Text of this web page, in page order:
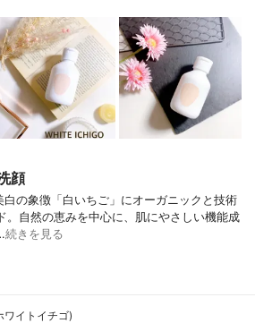
顔
白の象徴「白いちご」にオーガニックと技術
。自然の恵みを中心に、肌にやさしい機能成
続きを見る
ワイトイチゴ)